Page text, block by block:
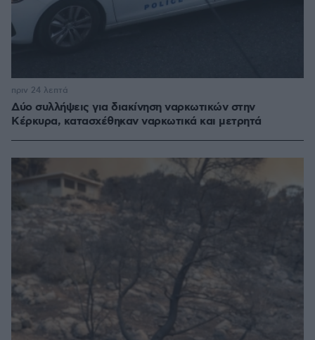
Δύο συλλήψεις για διακίνηση ναρκωτικών στην
Κέρκυρα, κατασχέθηκαν ναρκωτικά και μετρητά
πριν 24 λεπτά